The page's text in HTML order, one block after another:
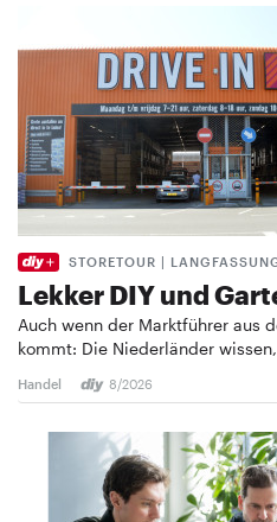
STORETOUR |
Lekker DIY und
Auch wenn der Marktführer aus
kommt: Die Niederländer
Handel 8/2026